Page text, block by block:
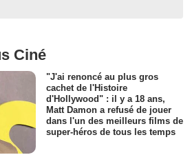
Ciné
"J'ai renoncé au plus gros
cachet de l'Histoire
d'Hollywood" : il y a 18 ans,
Matt Damon a refusé de jouer
dans l'un des meilleurs films de
super-héros de tous les temps